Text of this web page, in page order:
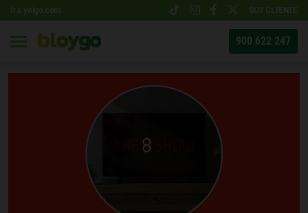
Ir a yoigo.com SOY CLIENTE
900 622 247